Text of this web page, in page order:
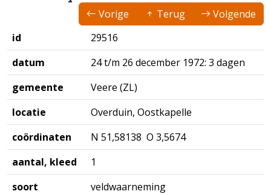
Vorige Terug
Volgende
id
29516
datum
24 t/m 26 december 1972: 3 dagen
gemeente
Veere (ZL)
locatie
Overduin, Oostkapelle
coördinaten
N 51,58138 O 3,5674
aantal, kleed
1
soort
veldwaarneming